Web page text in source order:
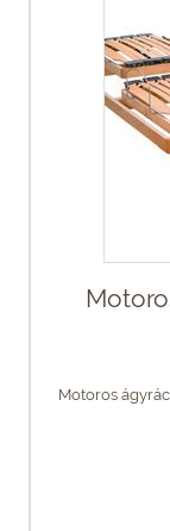
Motoros